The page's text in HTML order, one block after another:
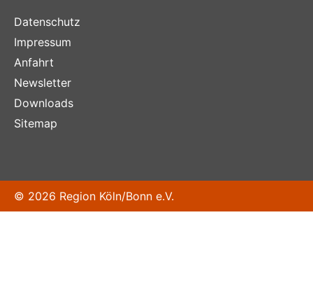
Datenschutz
Impressum
Anfahrt
Newsletter
Downloads
Sitemap
© 2026 Region Köln/Bonn e.V.